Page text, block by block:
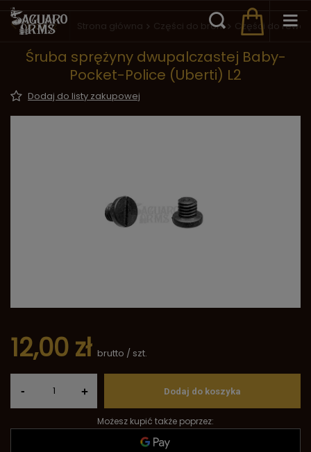
Wstecz Strona główna Części do broni Części do
Śruba sprężyny dwupalczastej Baby-
Pocket-Police (Uberti) L2
Dodaj do listy zakupowej
12,00 zł brutto / szt.
- + Dodaj do koszyka
Możesz kupić także poprzez: